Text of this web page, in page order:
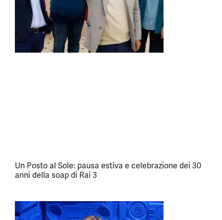
Un Posto al Sole: pausa estiva e celebrazione dei 30
anni della soap di Rai 3